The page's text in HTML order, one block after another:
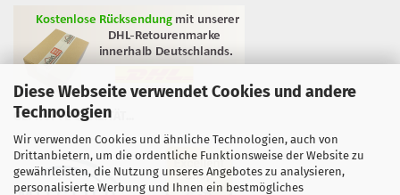
Diese Webseite verwendet Cookies und andere
Technologien
Wir verwenden Cookies und ähnliche Technologien, auch von
Drittanbietern, um die ordentliche Funktionsweise der Website zu
gewährleisten, die Nutzung unseres Angebotes zu analysieren,
personalisierte Werbung und Ihnen ein bestmögliches
GEPRÜFTE QUALITÄT...